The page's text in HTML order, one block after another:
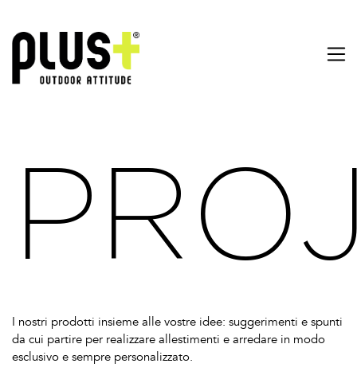
I nostri prodotti insieme alle vostre idee: suggerimenti e spunti
da cui partire per realizzare allestimenti e arredare in modo
esclusivo e sempre personalizzato.